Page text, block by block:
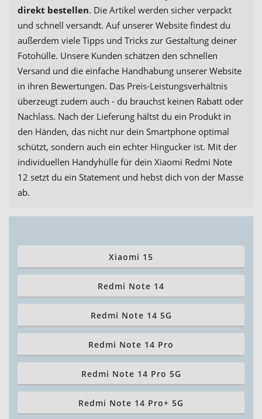
direkt bestellen. Die Artikel werden sicher verpackt
und schnell versandt. Auf unserer Website findest du
außerdem viele Tipps und Tricks zur Gestaltung deiner
Fotohülle. Unsere Kunden schätzen den schnellen
Versand und die einfache Handhabung unserer Website
in ihren Bewertungen. Das Preis-Leistungsverhältnis
überzeugt zudem auch - du brauchst keinen Rabatt oder
Nachlass. Nach der Lieferung hältst du ein Produkt in
den Händen, das nicht nur dein Smartphone optimal
schützt, sondern auch ein echter Hingucker ist. Mit der
individuellen Handyhülle für dein Xiaomi Redmi Note
12 setzt du ein Statement und hebst dich von der Masse
ab.
Xiaomi 15
Redmi Note 14
Redmi Note 14 5G
Redmi Note 14 Pro
Redmi Note 14 Pro 5G
Redmi Note 14 Pro+ 5G